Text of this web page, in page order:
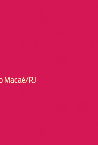
Macaé/RJ